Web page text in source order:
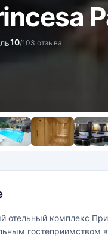
10/103 отзыва
отельный комплекс
гостеприимством